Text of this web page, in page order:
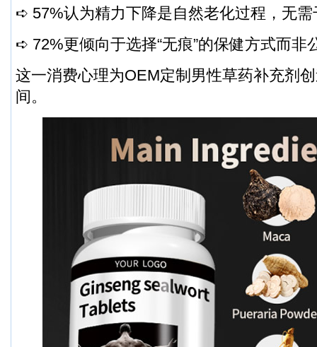
➪ 57%认为精力下降是自然老化过程，无需
➪ 72%更倾向于选择“无痕”的保健方式而非
这一消费心理为OEM定制男性草药补充剂
间。